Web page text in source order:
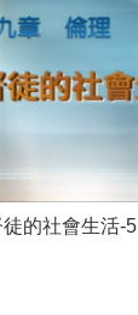
的社會生活-5